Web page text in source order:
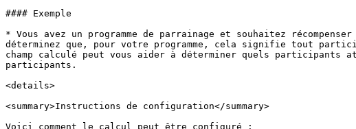
#### Exemple
* Vous avez un programme de parrainage et souhaitez
déterminez que, pour votre programme, cela signifie tout
champ calculé peut vous aider à déterminer quels participants
participants.
<details>
<summary>Instructions de configuration</summary>
Voici comment le calcul peut être configuré :